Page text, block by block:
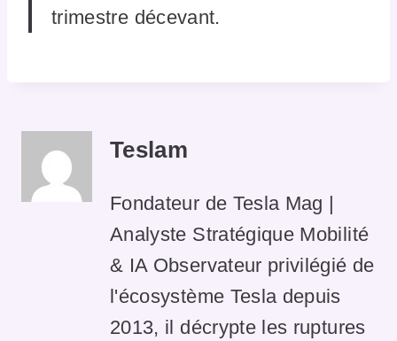
trimestre décevant.
Teslam
Fondateur de Tesla Mag |
Analyste Stratégique Mobilité
& IA Observateur privilégié de
l'écosystème Tesla depuis
2013, il décrypte les ruptures